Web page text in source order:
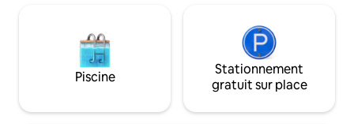
Piscine
Stationnement
gratuit sur place